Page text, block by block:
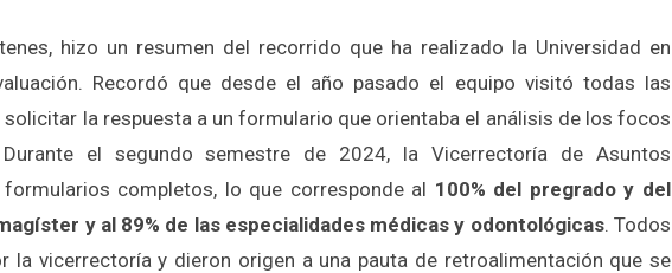
hizo un resumen del recorrido que ha realizado la Universidad en
Recordó que desde el año pasado el equipo visitó todas las
la respuesta a un formulario que orientaba el análisis de los focos
el segundo semestre de 2024, la Vicerrectoría de Asuntos
completos, lo que corresponde al 100% del pregrado y del
y al 89% de las especialidades médicas y odontológicas. Todos
la vicerrectoría y dieron origen a una pauta de retroalimentación que se